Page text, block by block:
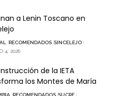
a Lenin Toscano en
RECOMENDADOS SINCELEJO
4, 2026
de la IETA
los Montes de María
RECOMENDADOS SUCRE